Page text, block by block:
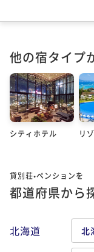
他の宿タイプ
シティホテル リ
貸別荘•ペンションを
都道府県から
北海道 北